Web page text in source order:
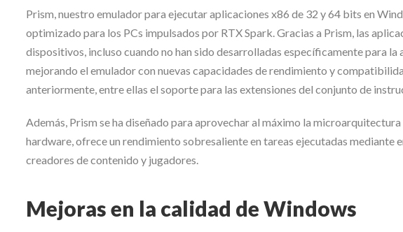
Prism, nuestro emulador para ejecutar aplicaciones x86 de 32 y 64 bits en
optimizado para los PCs impulsados por RTX Spark. Gracias a Prism, las
dispositivos, incluso cuando no han sido desarrolladas específicamente para
mejorando el emulador con nuevas capacidades de rendimiento y
anteriormente, entre ellas el soporte para las extensiones del conjunto de
Además, Prism se ha diseñado para aprovechar al máximo la
hardware, ofrece un rendimiento sobresaliente en tareas ejecutadas
creadores de contenido y jugadores.
Mejoras en la calidad de Windows